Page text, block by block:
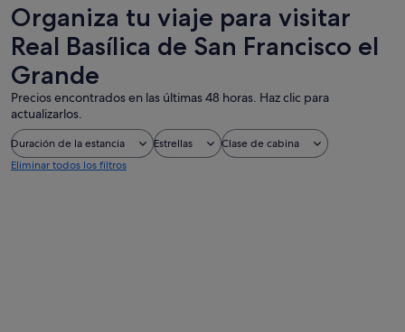
Organiza tu viaje para visitar
Real Basílica de San Francisco el
Grande
Precios encontrados en las últimas 48 horas. Haz clic para
actualizarlos.
Duración de la estancia Estrellas
Clase de cabina
Eliminar todos los filtros